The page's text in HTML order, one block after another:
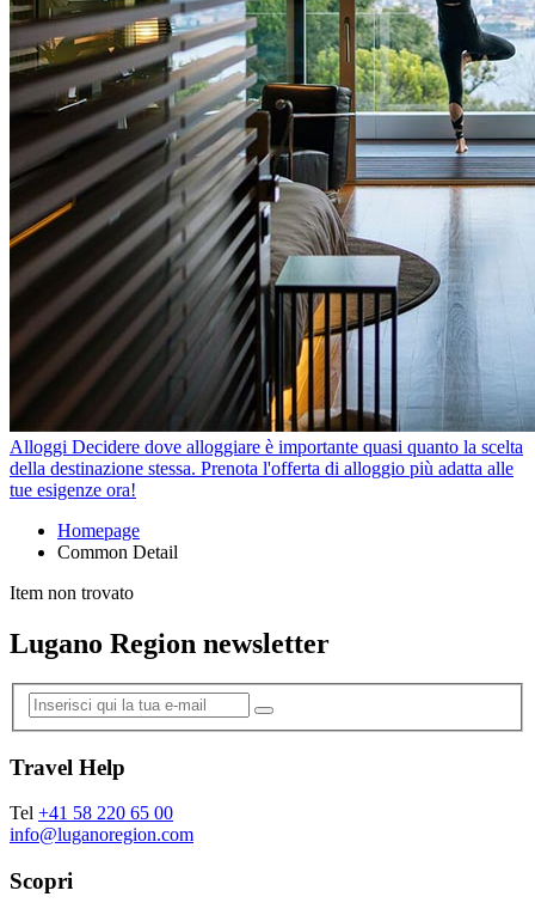
Alloggi Decidere dove alloggiare è importante quasi quanto la scelta
della destinazione stessa. Prenota l'offerta di alloggio più adatta alle
tue esigenze ora!
Homepage
Common Detail
Item non trovato
Lugano Region newsletter
Travel Help
Tel +41 58 220 65 00
info@luganoregion.com
Scopri